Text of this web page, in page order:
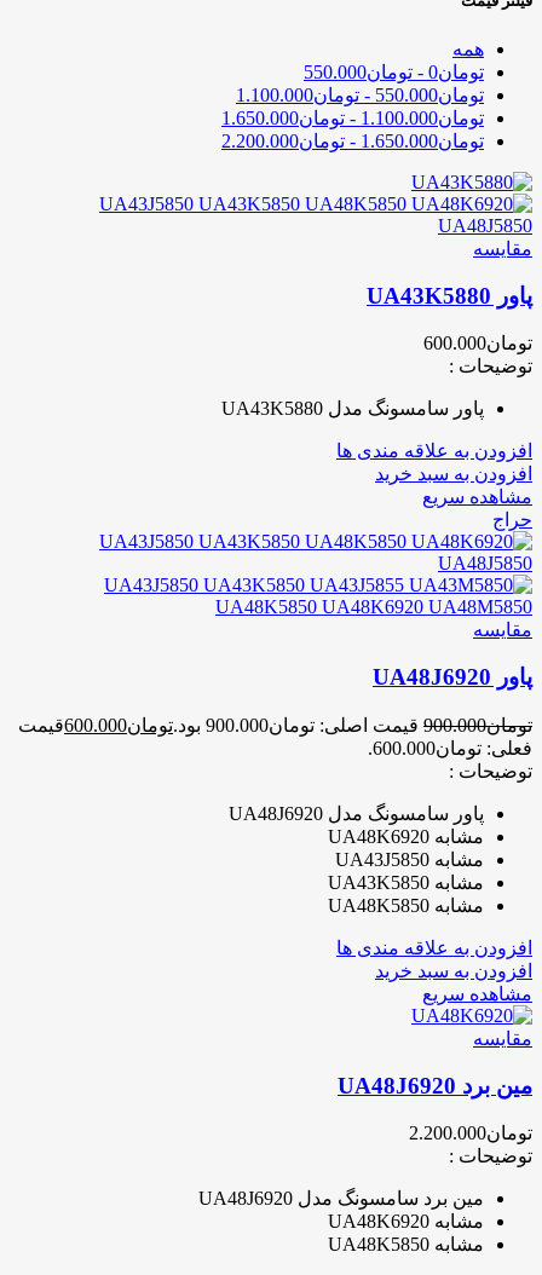
همه
تومان0
- تومان550.000
تومان550.000
- تومان1.100.000
تومان1.100.000
- تومان1.650.000
تومان1.650.000
- تومان2.200.000
مقایسه
پاور UA43K5880
تومان600.000
توضیحات :
پاور سامسونگ مدل UA43K5880
افزودن به علاقه مندی ها
افزودن به سبد خرید
مشاهده سریع
حراج
مقایسه
پاور UA48J6920
تومان900.000 قیمت اصلی: تومان900.000 بود. تومان600.000قیمت
فعلی: تومان600.000.
توضیحات :
پاور سامسونگ مدل UA48J6920
مشابه UA48K6920
مشابه UA43J5850
مشابه UA43K5850
مشابه UA48K5850
افزودن به علاقه مندی ها
افزودن به سبد خرید
مشاهده سریع
مقایسه
مین برد UA48J6920
تومان2.200.000
توضیحات :
مین برد سامسونگ مدل UA48J6920
مشابه UA48K6920
مشابه UA48K5850